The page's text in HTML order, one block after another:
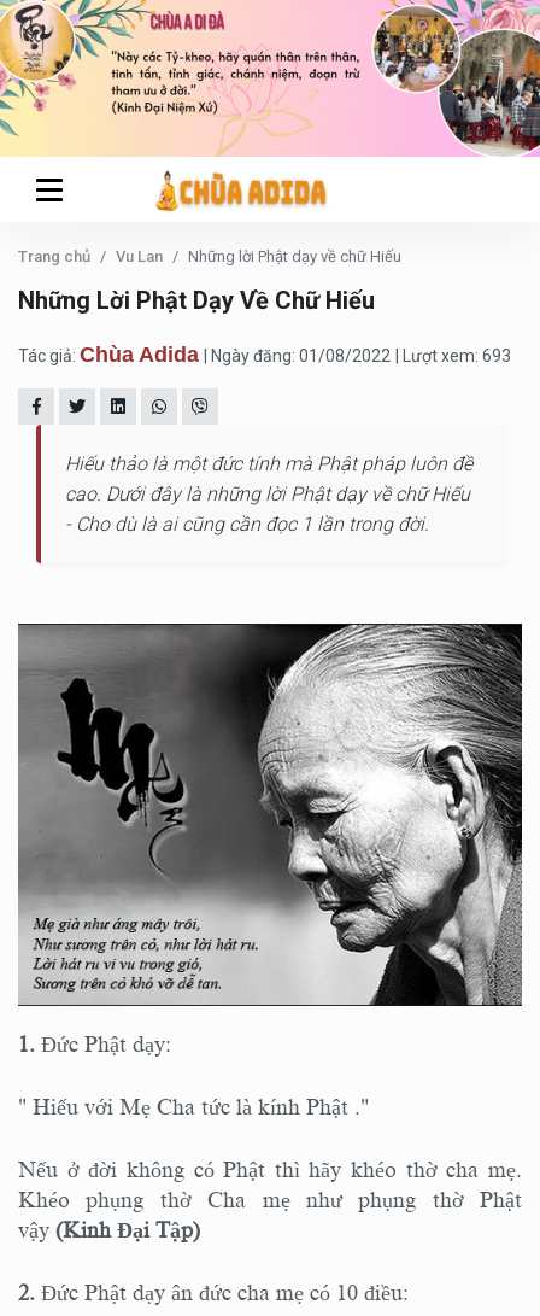
Trang chủ Vu Lan Những lời Phật dạy về chữ Hiếu
Những Lời Phật Dạy Về Chữ Hiếu
Tác giả: Chùa Adida | Ngày đăng: 01/08/2022 | Lượt xem: 693
Hiếu thảo là một đức tính mà Phật pháp luôn đề
cao. Dưới đây là những lời Phật dạy về chữ Hiếu
- Cho dù là ai cũng cần đọc 1 lần trong đời.
1. Đức Phật dạy:
" Hiếu với Mẹ Cha tức là kính Phật ."
Nếu ở đời không có Phật thì hãy khéo thờ cha mẹ.
Khéo phụng thờ Cha mẹ như phụng thờ Phật
vậy (Kinh Đại Tập)
2. Đức Phật dạy ân đức cha mẹ có 10 điều: